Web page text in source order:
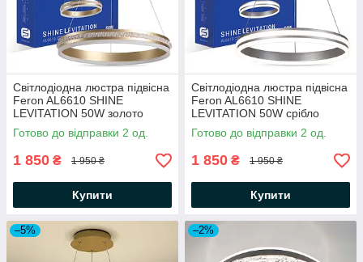
Світлодіодна люстра підвісна
Feron AL6610 SHINE
LEVITATION 50W золото
Ø500×1200мм 3200Lm
нейтральне світло 4000K
220V IP20
Готово до відправки 2 од.
1 850 ₴ 1 950 ₴
Купити
Світлодіодна люстра підвісна
Feron AL6610 SHINE
LEVITATION 50W срібло
Ø500×1200мм 3200Lm
нейтральне світло 4000K
220V IP20
Готово до відправки 2 од.
1 850 ₴ 1 950 ₴
Купити
–5% –2%